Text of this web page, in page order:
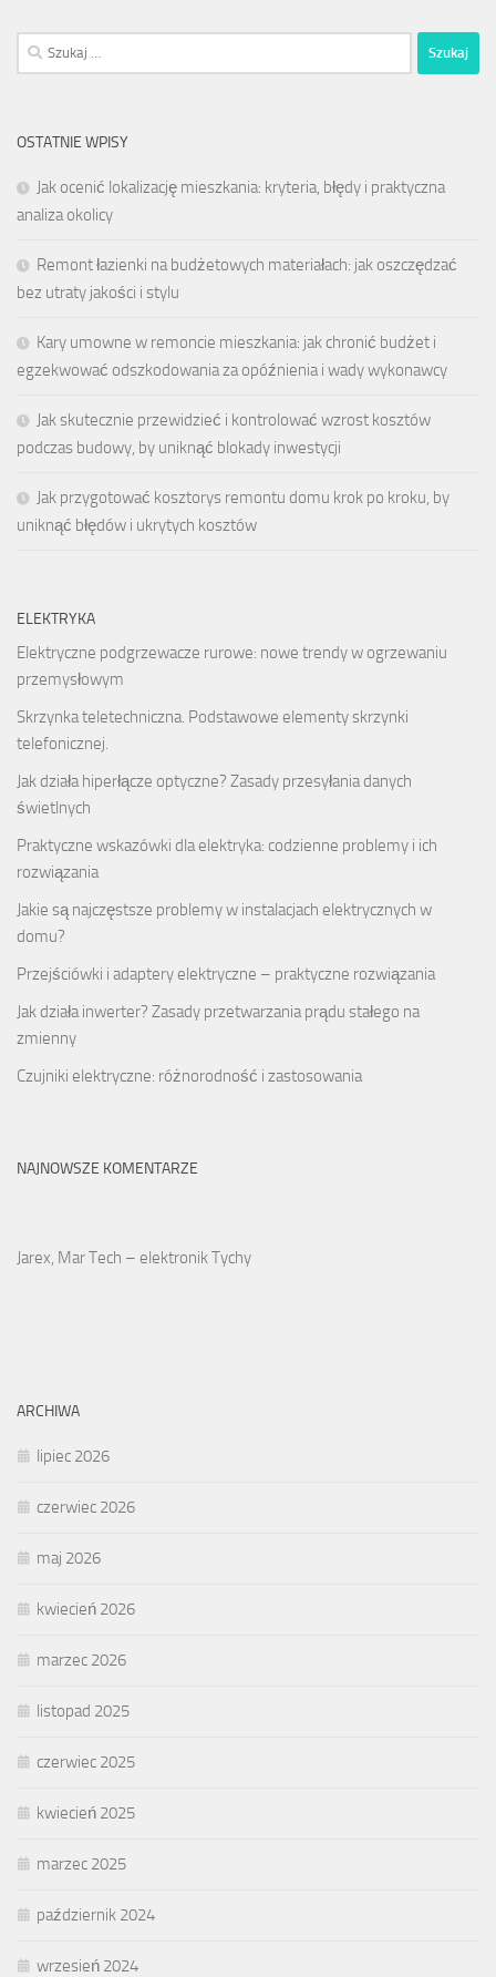
Szukaj:
OSTATNIE WPISY
Jak ocenić lokalizację mieszkania: kryteria, błędy i praktyczna
analiza okolicy
Remont łazienki na budżetowych materiałach: jak oszczędzać
bez utraty jakości i stylu
Kary umowne w remoncie mieszkania: jak chronić budżet i
egzekwować odszkodowania za opóźnienia i wady wykonawcy
Jak skutecznie przewidzieć i kontrolować wzrost kosztów
podczas budowy, by uniknąć blokady inwestycji
Jak przygotować kosztorys remontu domu krok po kroku, by
uniknąć błędów i ukrytych kosztów
ELEKTRYKA
Elektryczne podgrzewacze rurowe: nowe trendy w ogrzewaniu
przemysłowym
Skrzynka teletechniczna. Podstawowe elementy skrzynki
telefonicznej.
Jak działa hiperłącze optyczne? Zasady przesyłania danych
świetlnych
Praktyczne wskazówki dla elektryka: codzienne problemy i ich
rozwiązania
Jakie są najczęstsze problemy w instalacjach elektrycznych w
domu?
Przejściówki i adaptery elektryczne – praktyczne rozwiązania
Jak działa inwerter? Zasady przetwarzania prądu stałego na
zmienny
Czujniki elektryczne: różnorodność i zastosowania
NAJNOWSZE KOMENTARZE
Jarex, Mar Tech – elektronik Tychy
ARCHIWA
lipiec 2026
czerwiec 2026
maj 2026
kwiecień 2026
marzec 2026
listopad 2025
czerwiec 2025
kwiecień 2025
marzec 2025
październik 2024
wrzesień 2024